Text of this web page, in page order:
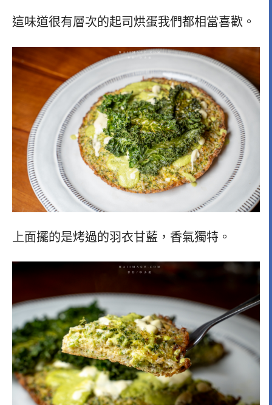
這味道很有層次的起司烘蛋我們都相當喜歡。
上面擺的是烤過的羽衣甘藍，香氣獨特。